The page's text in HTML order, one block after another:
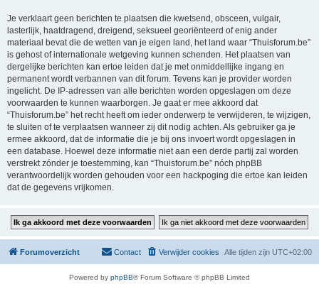
Je verklaart geen berichten te plaatsen die kwetsend, obsceen, vulgair,
lasterlijk, haatdragend, dreigend, seksueel georiënteerd of enig ander
materiaal bevat die de wetten van je eigen land, het land waar “Thuisforum.be”
is gehost of internationale wetgeving kunnen schenden. Het plaatsen van
dergelijke berichten kan ertoe leiden dat je met onmiddellijke ingang en
permanent wordt verbannen van dit forum. Tevens kan je provider worden
ingelicht. De IP-adressen van alle berichten worden opgeslagen om deze
voorwaarden te kunnen waarborgen. Je gaat er mee akkoord dat
“Thuisforum.be” het recht heeft om ieder onderwerp te verwijderen, te wijzigen,
te sluiten of te verplaatsen wanneer zij dit nodig achten. Als gebruiker ga je
ermee akkoord, dat de informatie die je bij ons invoert wordt opgeslagen in
een database. Hoewel deze informatie niet aan een derde partij zal worden
verstrekt zónder je toestemming, kan “Thuisforum.be” nóch phpBB
verantwoordelijk worden gehouden voor een hackpoging die ertoe kan leiden
dat de gegevens vrijkomen.
Forumoverzicht Alle tijden zijn UTC+02:00
Verwijder cookies
Contact
Powered by phpBB® Forum Software © phpBB Limited